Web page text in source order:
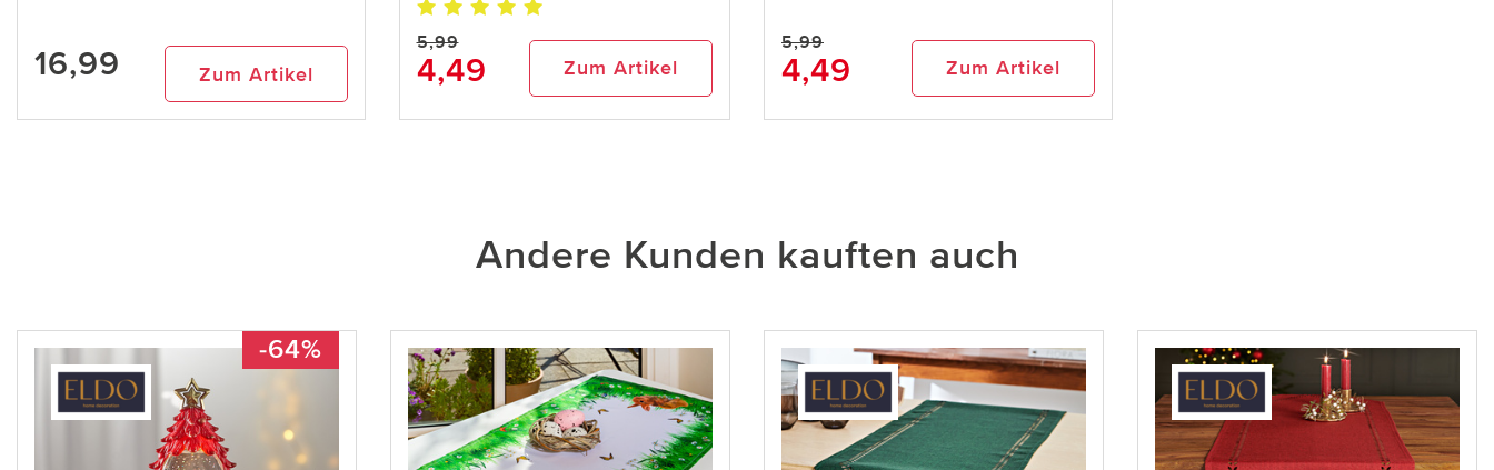
16,99 Zum Artikel
5,99
4,49 Zum Artikel
5,99
4,49 Zum Artikel
Andere Kunden kauften auch
-64%